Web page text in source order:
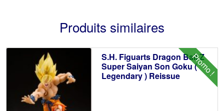
Produits similaires
Promo !
S.H. Figuarts Dragon Ball Z
Super Saiyan Son Goku (
Legendary ) Reissue